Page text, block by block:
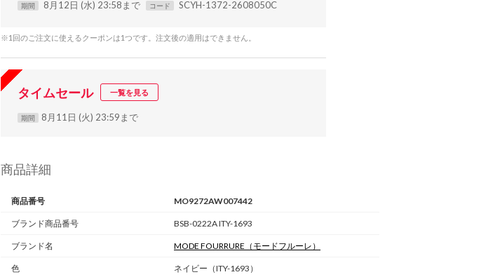
期間 8月12日 (水) 23:58まで コード SCYH-1372-2608050C
※1回のご注文に使えるクーポンは1つです。注文後の適用はできません。
タイムセール 一覧を見る
期間 8月11日 (火) 23:59まで
商品詳細
商品番号 MO9272AW007442
ブランド商品番号 BSB-0222A ITY-1693
ブランド名 MODE FOURRURE （モードフルーレ）
色 ネイビー（ITY-1693）